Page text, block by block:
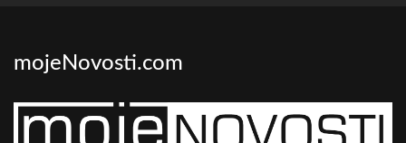
mojeNovosti.com